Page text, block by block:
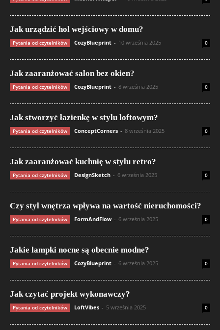
Jak urządzić hol wejściowy w domu?
Pytania od czytelników CozyBlueprint - 10 września 2025 0
Jak zaaranżować salon bez okien?
Pytania od czytelników CozyBlueprint - 8 września 2025 0
Jak stworzyć łazienkę w stylu loftowym?
Pytania od czytelników ConceptCorners - 8 września 2025 0
Jak zaaranżować kuchnię w stylu retro?
Pytania od czytelników DesignSketch - 6 września 2025 0
Czy styl wnętrza wpływa na wartość nieruchomości?
Pytania od czytelników FormAndFlow - 6 września 2025 0
Jakie lampki nocne są obecnie modne?
Pytania od czytelników CozyBlueprint - 6 września 2025 0
Jak czytać projekt wykonawczy?
Pytania od czytelników LoftVibes - 5 września 2025 0